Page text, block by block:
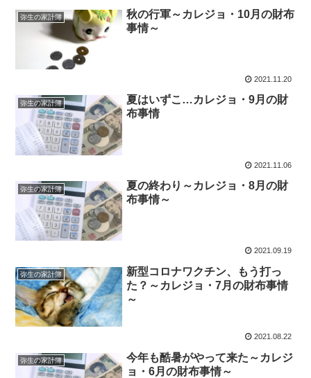
弥生の家計簿
秋の行軍～カレジョ・10月の財布
事情～
2021.11.20
弥生の家計簿
夏はいずこ…カレジョ・9月の財
布事情
2021.11.06
弥生の家計簿
夏の終わり～カレジョ・8月の財
布事情～
2021.09.19
弥生の家計簿
新型コロナワクチン、もう打っ
た？～カレジョ・7月の財布事情
～
2021.08.22
弥生の家計簿
今年も酷暑がやって来た～カレジ
ョ・6月の財布事情～